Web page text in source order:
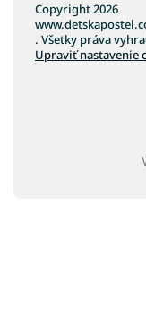
Copyright 2026
. Všetky práva
Upraviť nastavenie